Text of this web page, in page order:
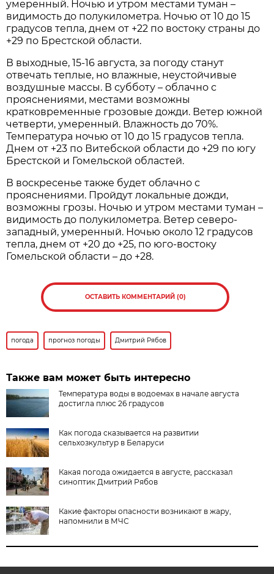
умеренный. Ночью и утром местами туман –
видимость до полукилометра. Ночью от 10 до 15
градусов тепла, днем от +22 по востоку страны до
+29 по Брестской области.
В выходные, 15-16 августа, за погоду станут
отвечать теплые, но влажные, неустойчивые
воздушные массы. В субботу – облачно с
прояснениями, местами возможны
кратковременные грозовые дожди. Ветер южной
четверти, умеренный. Влажность до 70%.
Температура ночью от 10 до 15 градусов тепла.
Днем от +23 по Витебской области до +29 по югу
Брестской и Гомельской областей.
В воскресенье также будет облачно с
прояснениями. Пройдут локальные дожди,
возможны грозы. Ночью и утром местами туман –
видимость до полукилометра. Ветер северо-
западный, умеренный. Ночью около 12 градусов
тепла, днем от +20 до +25, по юго-востоку
Гомельской области – до +28.
ОСТАВИТЬ КОММЕНТАРИЙ (0)
погода прогноз погоды Дмитрий Рябов
Также вам может быть интересно
Температура воды в водоемах в начале августа
достигла плюс 26 градусов
Как погода сказывается на развитии
сельхозкультур в Беларуси
Какая погода ожидается в августе, рассказал
синоптик Дмитрий Рябов
Какие факторы опасности возникают в жару,
напомнили в МЧС